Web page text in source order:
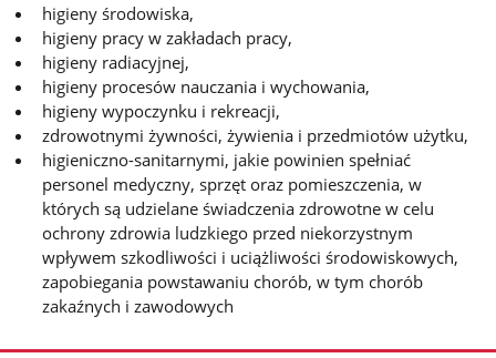
higieny środowiska,
higieny pracy w zakładach pracy,
higieny radiacyjnej,
higieny procesów nauczania i wychowania,
higieny wypoczynku i rekreacji,
zdrowotnymi żywności, żywienia i przedmiotów użytku,
higieniczno-sanitarnymi, jakie powinien spełniać
personel medyczny, sprzęt oraz pomieszczenia, w
których są udzielane świadczenia zdrowotne w celu
ochrony zdrowia ludzkiego przed niekorzystnym
wpływem szkodliwości i uciążliwości środowiskowych,
zapobiegania powstawaniu chorób, w tym chorób
zakaźnych i zawodowych